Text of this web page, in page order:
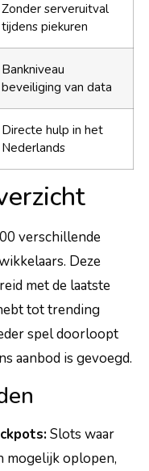
Zonder serveruitval
tijdens piekuren
Bankniveau
beveiliging van data
Directe hulp in het
Nederlands
verschillende
Deze
met de laatste
tot trending
spel doorloopt
aanbod is gevoegd.
Slots waar
mogelijk oplopen,